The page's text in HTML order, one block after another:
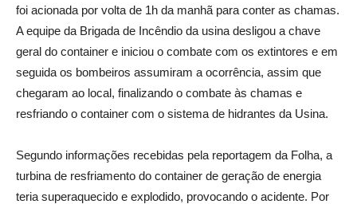
foi acionada por volta de 1h da manhã para conter as chamas.
A equipe da Brigada de Incêndio da usina desligou a chave
geral do container e iniciou o combate com os extintores e em
seguida os bombeiros assumiram a ocorrência, assim que
chegaram ao local, finalizando o combate às chamas e
resfriando o container com o sistema de hidrantes da Usina.
Segundo informações recebidas pela reportagem da Folha, a
turbina de resfriamento do container de geração de energia
teria superaquecido e explodido, provocando o acidente. Por